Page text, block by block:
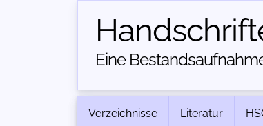
Eine
Verzeichnisse Literatur